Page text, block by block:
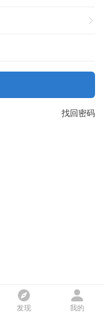
找回密码
发现 我的